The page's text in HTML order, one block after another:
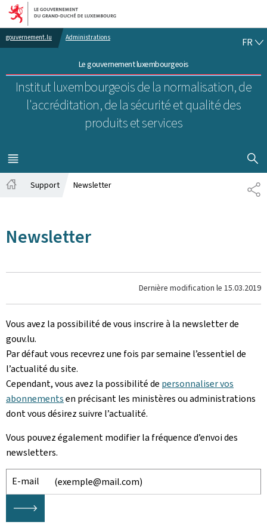
Aller au menu principal
Aller au contenu
gouvernement.lu Administrations
Le gouvernement luxembourgeois
Institut luxembourgeois de la normalisation, de
l'accréditation, de la sécurité et qualité des
produits et services
FR
MENU
PRINCIPAL
Support Newsletter
Newsletter
Dernière modification le 15.03.2019
Vous avez la possibilité de vous inscrire à la newsletter de
gouv.lu.
Par défaut vous recevrez une fois par semaine l’essentiel de
l’actualité du site.
Cependant, vous avez la possibilité de personnaliser vos
abonnementsen précisant les ministères ou administrations
dont vous désirez suivre l’actualité.
Vous pouvez également modifier la fréquence d’envoi des
newsletters.
E-mail
🡒